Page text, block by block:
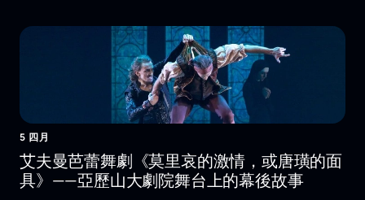
5 四月
艾夫曼芭蕾舞劇《莫里哀的激情，或唐璜的面
具》——亞歷山大劇院舞台上的幕後故事